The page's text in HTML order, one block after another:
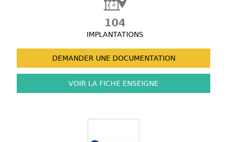
104
IMPLANTATIONS
DEMANDER UNE DOCUMENTATION
VOIR LA FICHE ENSEIGNE